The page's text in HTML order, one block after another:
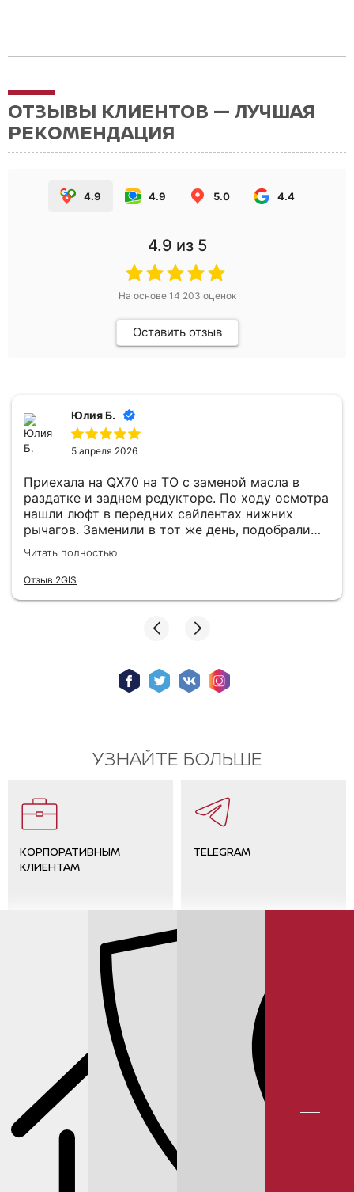
ОТЗЫВЫ КЛИЕНТОВ — ЛУЧШАЯ
РЕКОМЕНДАЦИЯ
4.9 4.9 5.0 4.4
4.9 из 5
На основе 14 203 оценок
Оставить отзыв
Юлия Б.
5 апреля 2026
Приехала на QX70 на ТО с заменой масла в
раздатке и заднем редукторе. По ходу осмотра
нашли люфт в передних сайлентах нижних
рычагов. Заменили в тот же день, подобрали
хорошие аналоги (оригинал не горел). Теперь
машина стоит на дороге как влитая. В зоне
ожидания кофе, вайфай, все на уровне.
грамотный специалист!
Читать полностью
Отзыв 2GIS
УЗНАЙТЕ БОЛЬШЕ
КОРПОРАТИВНЫМ
КЛИЕНТАМ
TELEGRAM
ОТЗЫВЫ КЛИЕНТОВ КОНТАКТЫ